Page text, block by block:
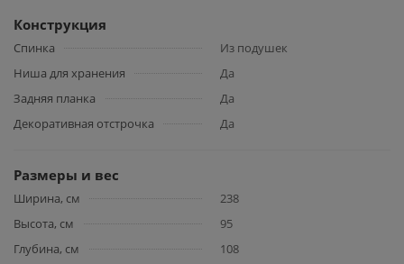
Конструкция
Спинка
Из подушек
Ниша для хранения
Да
Задняя планка
Да
Декоративная отстрочка
Да
Размеры и вес
Ширина, см
238
Высота, см
95
Глубина, см
108